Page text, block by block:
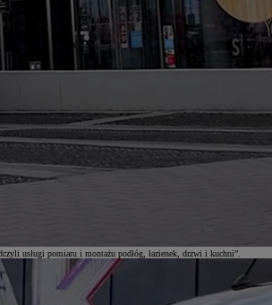
usługi pomiaru i montażu podłóg, łazienek, drzwi i kuchni”.